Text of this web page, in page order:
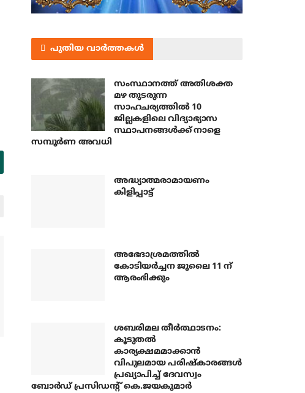
പുതിയ വാർത്തകൾ
സംസ്ഥാനത്ത് അതിശക്ത
മഴ തുടരുന്ന
സാഹചര്യത്തിൽ 10
ജില്ലകളിലെ വിദ്യാഭ്യാസ
സ്ഥാപനങ്ങൾക്ക് നാളെ
സമ്പൂർണ അവധി
അദ്ധ്യാത്മരാമായണം
കിളിപ്പാട്ട്
അഭേദാശ്രമത്തില്‍
കോടിയര്‍ച്ചന ജൂലൈ 11 ന്
ആരംഭിക്കും
ശബരിമല തീര്‍ത്ഥാടനം:
കൂടുതല്‍
കാര്യക്ഷമമാക്കാന്‍
വിപുലമായ പരിഷ്‌കാരങ്ങള്‍
പ്രഖ്യാപിച്ച് ദേവസ്വം
ബോര്‍ഡ് പ്രസിഡന്റ് കെ.ജയകുമാര്‍